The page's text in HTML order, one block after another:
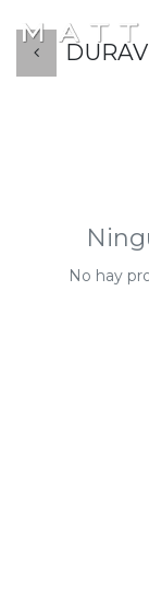
No hay